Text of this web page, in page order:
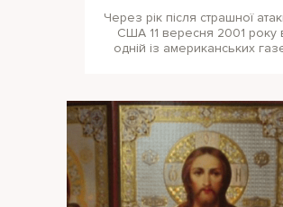
Через рік після страшної
США 11 вересня 2001 року
одній із американських